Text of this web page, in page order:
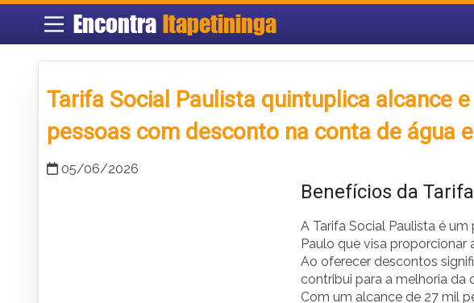
Encontra Itapetininga
Tarifa Social Paulista quintuplica alcance
pessoas com desconto na conta de água
05/06/2026
Benefícios da
A Tarifa Social Paulista é
Paulo que visa proporcionar
Ao oferecer descontos
contribui para a melhoria da
Com um alcance de 27 mil